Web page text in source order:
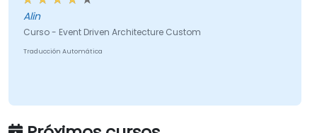
Alin
Curso - Event Driven Architecture Custom
Traducción Automática